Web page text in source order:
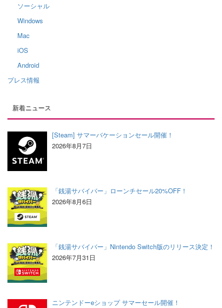
ソーシャル
Windows
Mac
iOS
Android
プレス情報
新着ニュース
[Steam] サマーバケーションセール開催！
2026年8月7日
「銭湯サバイバー」ローンチセール20%OFF！
2026年8月6日
「銭湯サバイバー」Nintendo Switch版のリリース決定！
2026年7月31日
ニンテンドーeショップ サマーセール開催！